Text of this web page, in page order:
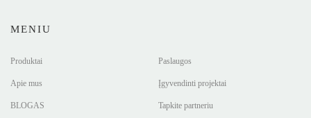
MENIU
Produktai Paslaugos
Apie mus Įgyvendinti projektai
BLOGAS Tapkite partneriu